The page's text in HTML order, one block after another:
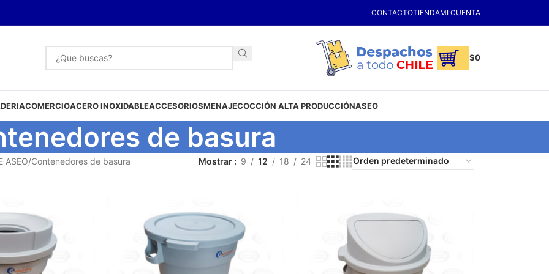
CONTACTOTIENDAMI CUENTA
$0
COMERCIOACERO INOXIDABLEACCESORIOSMENAJECOCCIÓN ALTA PRODUCCIÓNASEO
de basura
ASEO Contenedores de basura Mostrar 9 12 18 24